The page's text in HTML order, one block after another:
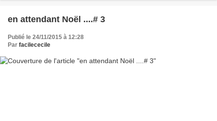
en attendant Noël ....# 3
Publié le 24/11/2015 à 12:28
Par facilececile